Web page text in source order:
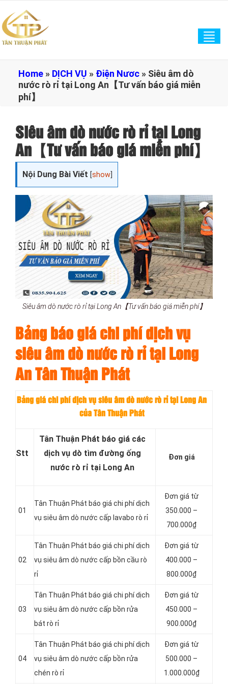
Home » DỊCH VỤ » Điện Nươc » Siêu âm dò
nước rò rỉ tại Long An【Tư vấn báo giá miễn
phí】
Siêu âm dò nước rò rỉ tại Long
An【Tư vấn báo giá miễn phí】
Nội Dung Bài Viết [show
Siêu âm dò nước rò rỉ tại Long An【Tư vấn báo giá miễn phí】
Bảng báo giá chi phí dịch vụ
siêu âm dò nước rò rỉ tại Long
An Tân Thuận Phát
Bảng giá chi phí dịch vụ siêu âm dò nước rò rỉ tại Long An
của Tân Thuận Phát
Stt
Tân Thuận Phát báo giá các
dịch vụ dò tìm đường ống
nước rò rỉ tại Long An
Đơn giá
01
Tân Thuận Phát báo giá chi phí dịch
vụ siêu âm dò nước cấp lavabo rò rỉ
Đơn giá từ
350.000 –
700.000₫
02
Tân Thuận Phát báo giá chi phí dịch
vụ siêu âm dò nước cấp bồn cầu rò
rỉ
Đơn giá từ
400.000 –
800.000₫
03
Tân Thuận Phát báo giá chi phí dịch
vụ siêu âm dò nước cấp bồn rửa
bát rò rỉ
Đơn giá từ
450.000 –
900.000₫
04
Tân Thuận Phát báo giá chi phí dịch
vụ siêu âm dò nước cấp bồn rửa
chén rò rỉ
Đơn giá từ
500.000 –
1.000.000₫